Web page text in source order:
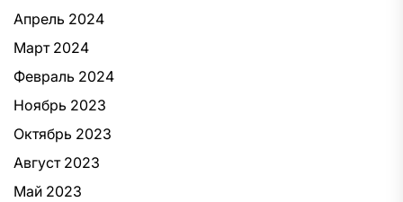
Апрель 2024
Март 2024
Февраль 2024
Ноябрь 2023
Октябрь 2023
Август 2023
Май 2023